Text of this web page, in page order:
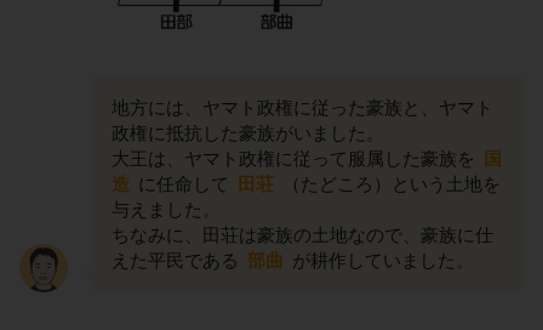
地方には、ヤマト政権に従った豪族と、ヤマト
政権に抵抗した豪族がいました。
大王は、ヤマト政権に従って服属した豪族を
国
造 に任命して 田荘
（たどころ）という土地を
与えました。
ちなみに、田荘は豪族の土地なので、豪族に仕
えた平民である 部曲 が耕作していました。